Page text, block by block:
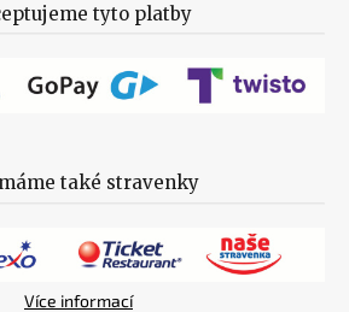
tyto platby
také stravenky
Více informací